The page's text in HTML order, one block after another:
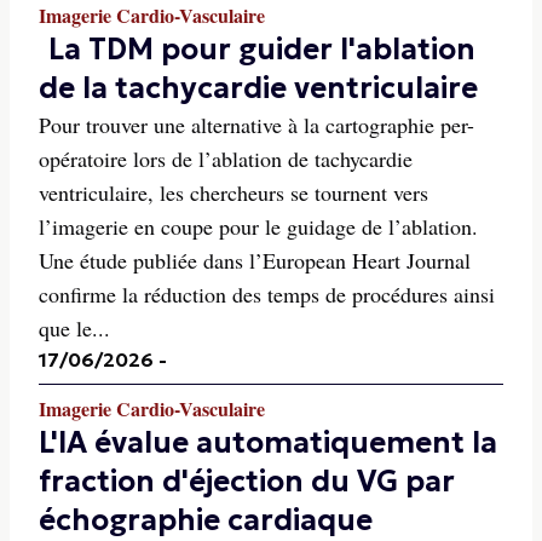
Imagerie Cardio-Vasculaire
La TDM pour guider l'ablation
de la tachycardie ventriculaire
Pour trouver une alternative à la cartographie per-
opératoire lors de l’ablation de tachycardie
ventriculaire, les chercheurs se tournent vers
l’imagerie en coupe pour le guidage de l’ablation.
Une étude publiée dans l’European Heart Journal
confirme la réduction des temps de procédures ainsi
que le...
17/06/2026 -
Imagerie Cardio-Vasculaire
L'IA évalue automatiquement la
fraction d'éjection du VG par
échographie cardiaque